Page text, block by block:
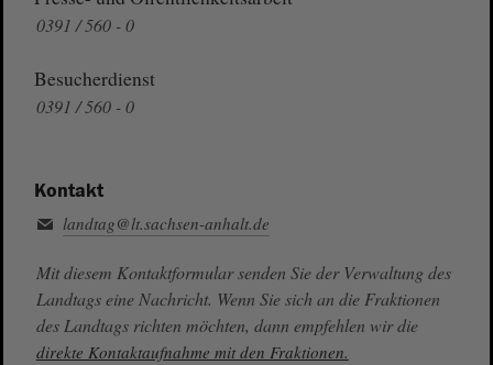
0391 / 560 - 0
Besucherdienst
0391 / 560 - 0
Kontakt
landtag@lt.sachsen-anhalt.de
Mit diesem Kontaktformular senden Sie der Verwaltung des
Landtags eine Nachricht. Wenn Sie sich an die Fraktionen
des Landtags richten möchten, dann empfehlen wir die
direkte Kontaktaufnahme mit den Fraktionen.